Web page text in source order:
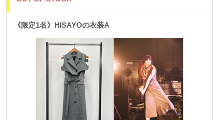
《限定1名》HISAYOの衣装A